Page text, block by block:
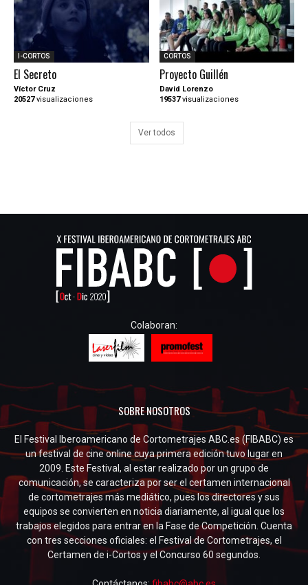
I-CORTOS
El Secreto
Víctor Cruz
20527visualizaciones
CORTOS
Proyecto Guillén
David Lorenzo
19537visualizaciones
Ver todos
Colaboran:
SOBRE NOSOTROS
El Festival Iberoamericano de Cortometrajes ABC.es (FIBABC) es
un festival de cine online cuya primera edición tuvo lugar en
2009. Este Festival, al estar realizado por un grupo de
comunicación, se caracteriza por ser el certamen internacional
de cortometrajes más mediático, pues los directores y sus
equipos se convierten en noticia diariamente, al igual que los
trabajos elegidos para entrar en la Fase de Competición. Cuenta
con tres secciones oficiales: el Festival de Cortometrajes, el
Certamen de i-Cortos y el Concurso 60 segundos.